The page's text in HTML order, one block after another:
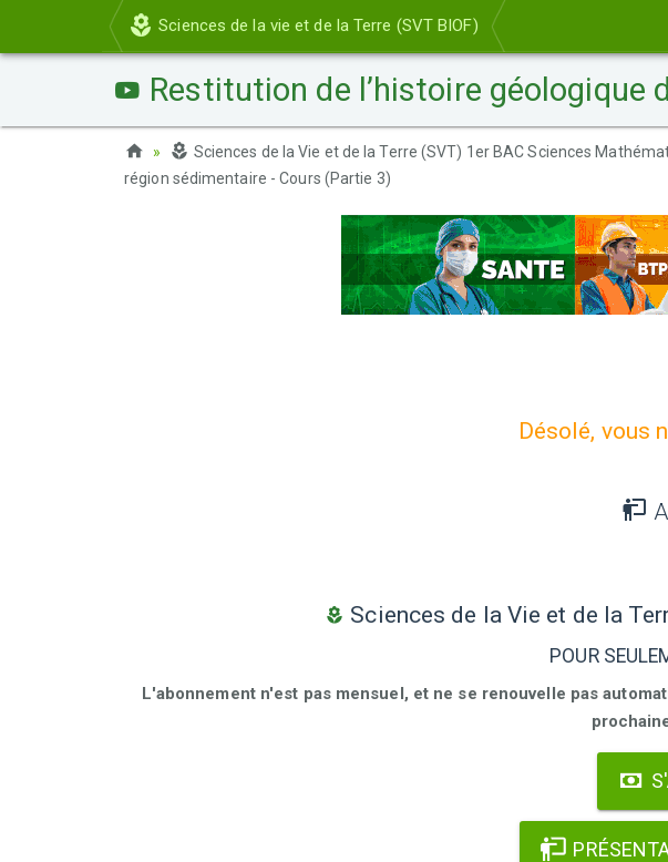
Sciences de la vie et de la Terre (SVT BIOF)
Restitution de l’histoire géologique
Sciences de la Vie et de la Terre (SVT) 1er BAC Sciences
région sédimentaire - Cours (Partie 3)
Désolé, vous
Sciences de la Vie et de la
POUR
L'abonnement n'est pas mensuel, et ne se renouvelle pas